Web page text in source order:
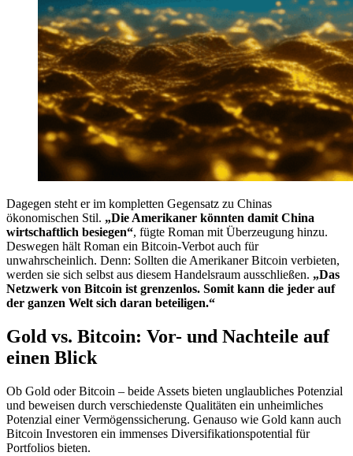
Dagegen steht er im kompletten Gegensatz zu Chinas
ökonomischen Stil. „Die Amerikaner könnten damit China
wirtschaftlich besiegen“, fügte Roman mit Überzeugung hinzu.
Deswegen hält Roman ein Bitcoin-Verbot auch für
unwahrscheinlich. Denn: Sollten die Amerikaner Bitcoin verbieten,
werden sie sich selbst aus diesem Handelsraum ausschließen. „Das
Netzwerk von Bitcoin ist grenzenlos. Somit kann die jeder auf
der ganzen Welt sich daran beteiligen.“
Gold vs. Bitcoin: Vor- und Nachteile auf
einen Blick
Ob Gold oder Bitcoin – beide Assets bieten unglaubliches Potenzial
und beweisen durch verschiedenste Qualitäten ein unheimliches
Potenzial einer Vermögenssicherung. Genauso wie Gold kann auch
Bitcoin Investoren ein immenses Diversifikationspotential für
Portfolios bieten.